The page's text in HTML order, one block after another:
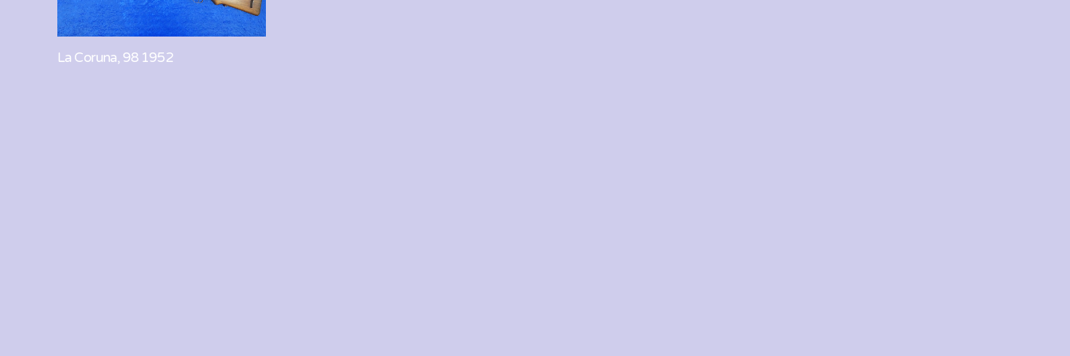
La Coruna, 98 1952